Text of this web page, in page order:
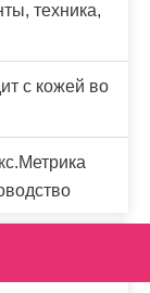
техника,
с кожей во